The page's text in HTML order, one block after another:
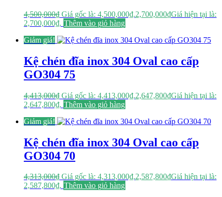
4,500,000₫ Giá gốc là: 4,500,000₫.2,700,000₫Giá hiện tại là:
2,700,000₫. Thêm vào giỏ hàng
Giảm giá!
Kệ chén đĩa inox 304 Oval cao cấp
GO304 75
4,413,000₫ Giá gốc là: 4,413,000₫.2,647,800₫Giá hiện tại là:
2,647,800₫. Thêm vào giỏ hàng
Giảm giá!
Kệ chén đĩa inox 304 Oval cao cấp
GO304 70
4,313,000₫ Giá gốc là: 4,313,000₫.2,587,800₫Giá hiện tại là:
2,587,800₫. Thêm vào giỏ hàng